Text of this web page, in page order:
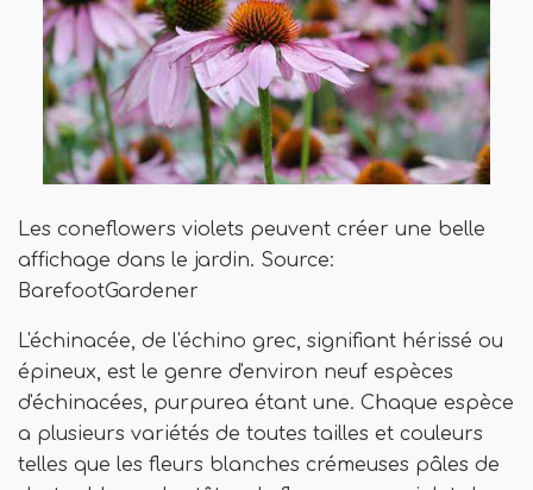
Les coneflowers violets peuvent créer une belle
affichage dans le jardin. Source:
BarefootGardener
L'échinacée, de l'échino grec, signifiant hérissé ou
épineux, est le genre d'environ neuf espèces
d'échinacées, purpurea étant une. Chaque espèce
a plusieurs variétés de toutes tailles et couleurs
telles que les fleurs blanches crémeuses pâles de